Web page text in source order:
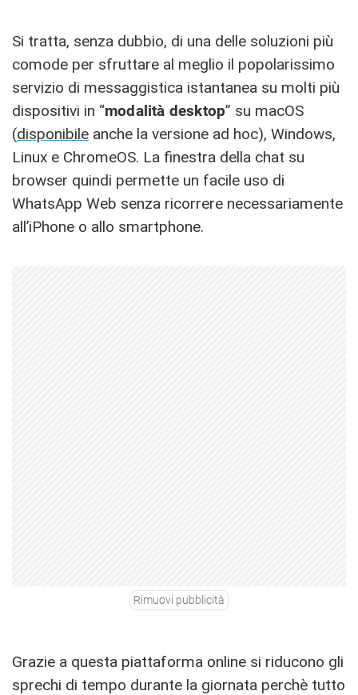
Si tratta, senza dubbio, di una delle soluzioni più
comode per sfruttare al meglio il popolarissimo
servizio di messaggistica istantanea su molti più
dispositivi in “modalità desktop” su macOS
(disponibile anche la versione ad hoc), Windows,
Linux e ChromeOS. La finestra della chat su
browser quindi permette un facile uso di
WhatsApp Web senza ricorrere necessariamente
all’iPhone o allo smartphone.
Rimuovi pubblicità
Grazie a questa piattaforma online si riducono gli
sprechi di tempo durante la giornata perchè tutto